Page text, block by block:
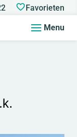
Favorieten
Menu